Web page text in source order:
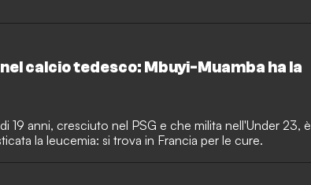
calcio tedesco: Mbuyi-Muamba ha la
19 anni, cresciuto nel PSG e che milita nell'Under 23, è
la leucemia: si trova in Francia per le cure.